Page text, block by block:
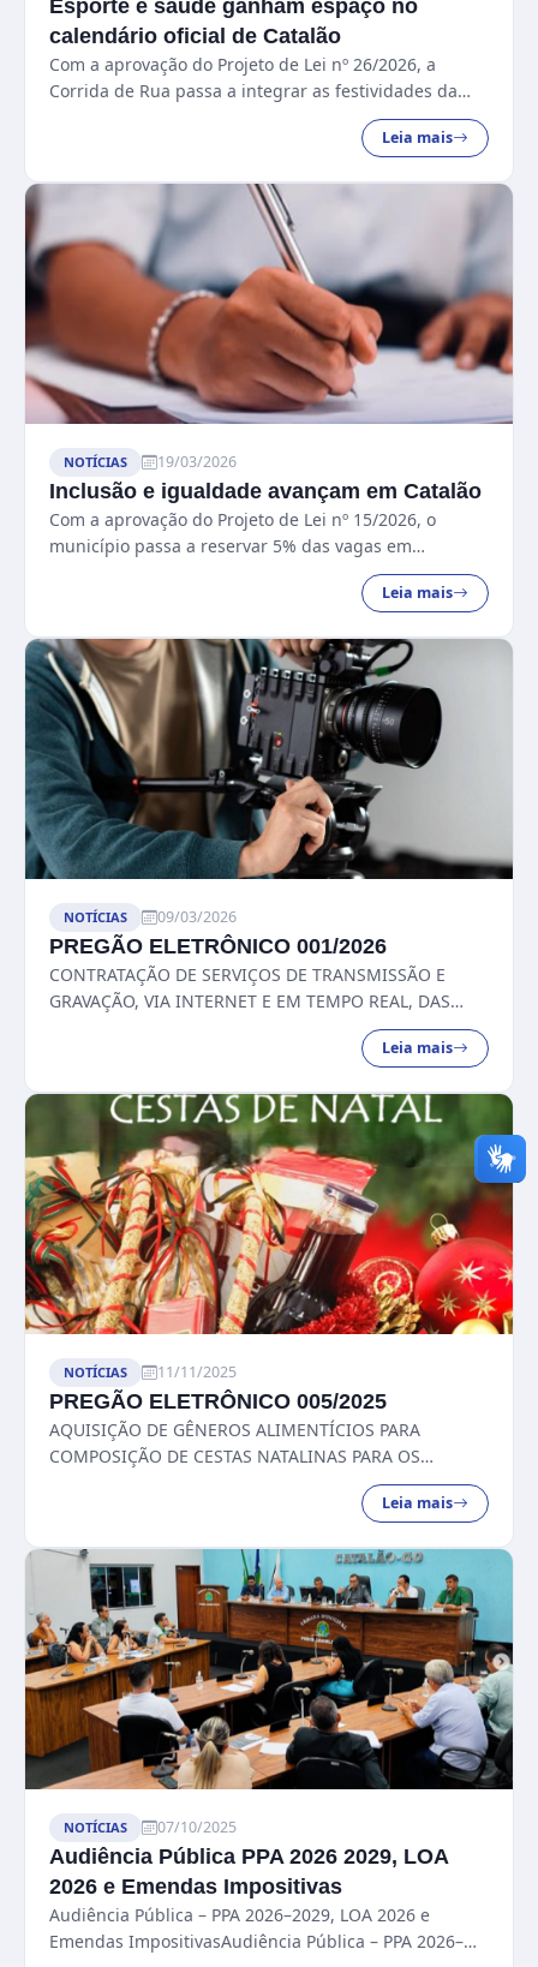
Esporte e saúde ganham espaço no
calendário oficial de Catalão
Com a aprovação do Projeto de Lei nº 26/2026, a
Corrida de Rua passa a integrar as festividades da
cidade, incentivando a qualidade de vida e
Leia mais
NOTÍCIAS 19/03/2026
Inclusão e igualdade avançam em Catalão
Com a aprovação do Projeto de Lei nº 15/2026, o
município passa a reservar 5% das vagas em
concursos públicos para pessoas pretas, pardas,
indígenas e quilombolas, promovendo mais ...
Leia mais
NOTÍCIAS 09/03/2026
PREGÃO ELETRÔNICO 001/2026
CONTRATAÇÃO DE SERVIÇOS DE TRANSMISSÃO E
GRAVAÇÃO, VIA INTERNET E EM TEMPO REAL, DAS
SESSÕES ORDINÁRIAS, EXTRAORDINÁRIAS,
AUDIÊNCIAS PÚBLICAS E EVENTOS DA CÂMARA
Leia mais
NOTÍCIAS 11/11/2025
PREGÃO ELETRÔNICO 005/2025
AQUISIÇÃO DE GÊNEROS ALIMENTÍCIOS PARA
COMPOSIÇÃO DE CESTAS NATALINAS PARA OS
AGENTES POLÍTICOS, SERVIDORES E PESSOAL
TERCEIRIZADO QUE PRESTAM SERVIÇOS NO PRÉDIO
Leia mais
NOTÍCIAS 07/10/2025
Audiência Pública PPA 2026 2029, LOA
2026 e Emendas Impositivas
Audiência Pública – PPA 2026–2029, LOA 2026 e
Emendas ImpositivasAudiência Pública – PPA 2026–